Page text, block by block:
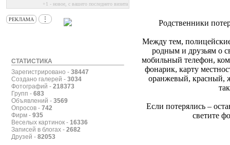
+1 - новое, с вашего последнего визита
РЕКЛАМА ⋮
СТАТИСТИКА
Зарегистрировано - 38447
Создано галерей - 3034
Фотографий - 218373
Групп - 683
Объявлений - 3569
Опросов - 742
Фирм - 935
Веселых картинок - 16336
Записей в блогах - 2682
Друзей - 82053
Родственники
Между тем, полицейские
родным и друзьям о
мобильный телефон,
фонарик, карту
оранжевый, красный,
Если потерялись –
светите